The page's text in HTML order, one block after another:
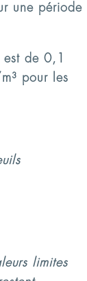
une période
de 0,1
pour les
limites